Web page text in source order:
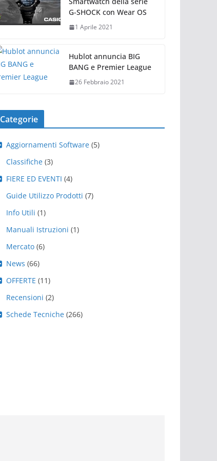
G-SHOCK con Wear OS
1 Aprile 2021
Hublot annuncia BIG
BANG e Premier League
26 Febbraio 2021
Categorie
Aggiornamenti Software(5)
Classifiche(3)
FIERE ED EVENTI (4)
Guide Utilizzo Prodotti (7)
Info Utili (1)
Manuali Istruzioni (1)
Mercato(6)
News (66)
OFFERTE (11)
Recensioni (2)
Schede Tecniche(266)